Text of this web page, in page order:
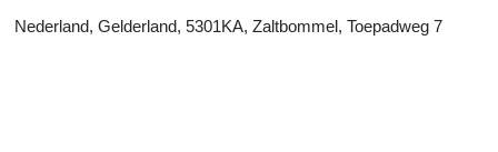
Nederland, Gelderland, 5301KA, Zaltbommel, Toepadweg 7